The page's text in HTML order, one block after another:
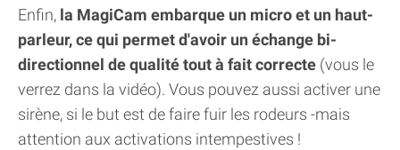
Enfin, la MagiCam embarque un micro et un haut-
parleur, ce qui permet d'avoir un échange bi-
directionnel de qualité tout à fait correcte (vous le
verrez dans la vidéo). Vous pouvez aussi activer une
sirène, si le but est de faire fuir les rodeurs -mais
attention aux activations intempestives !